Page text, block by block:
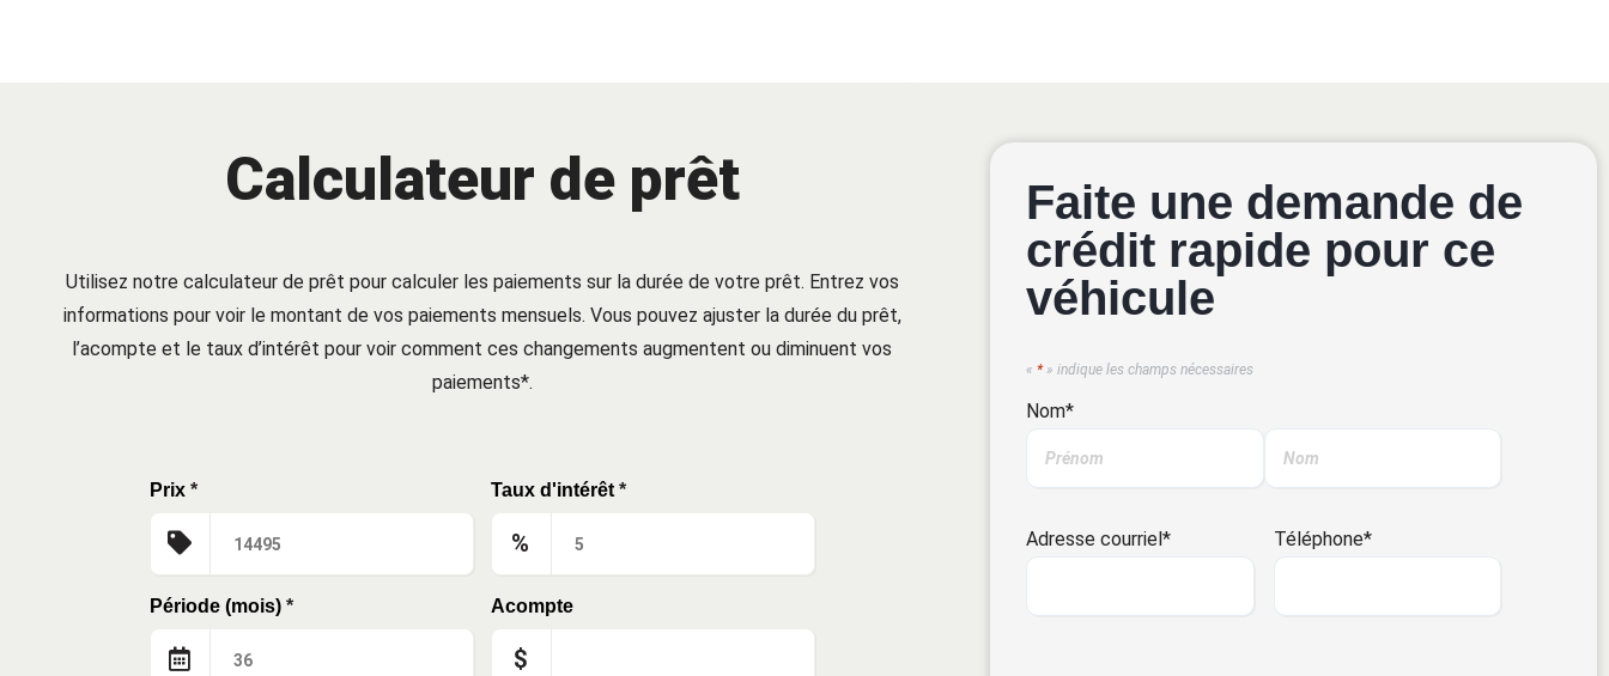
Calculateur de prêt
Utilisez notre calculateur de prêt pour calculer les paiements sur la durée de votre prêt. Entrez vos
informations pour voir le montant de vos paiements mensuels. Vous pouvez ajuster la durée du prêt,
l’acompte et le taux d’intérêt pour voir comment ces changements augmentent ou diminuent vos
paiements*.
Prix * Taux d'intérêt *
%
Période (mois) * Acompte
$
Faite une demande de
crédit rapide pour ce
véhicule
«*» indique les champs nécessaires
Nom*
Adresse courriel* Téléphone*